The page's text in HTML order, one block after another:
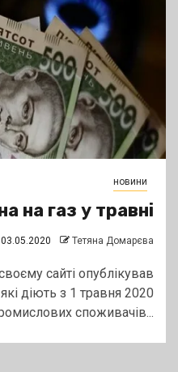
новини
на газ у травні
03.05.2020 Тетяна Домарєва
сайті опублікував
діють з 1 травня 2020
споживачів...